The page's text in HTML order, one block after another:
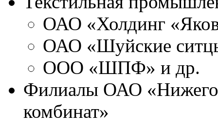
ОАО «Холдинг
ОАО «Шуйские
ООО «ШПФ» и др.
Филиалы ОАО
комбинат»